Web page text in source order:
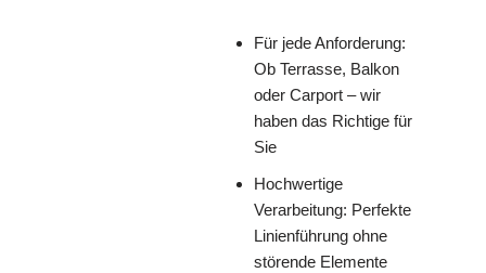
Für jede Anforderung:
Ob Terrasse, Balkon
oder Carport – wir
haben das Richtige für
Sie
Hochwertige
Verarbeitung: Perfekte
Linienführung ohne
störende Elemente